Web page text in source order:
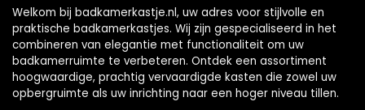
Welkom bij badkamerkastje.nl, uw adres voor stijlvolle en
praktische badkamerkastjes. Wij zijn gespecialiseerd in het
combineren van elegantie met functionaliteit om uw
badkamerruimte te verbeteren. Ontdek een assortiment
hoogwaardige, prachtig vervaardigde kasten die zowel uw
opbergruimte als uw inrichting naar een hoger niveau tillen.